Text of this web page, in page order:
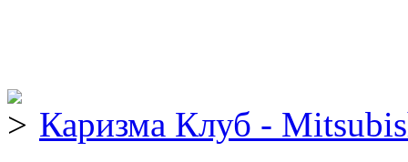
Каризма Клуб -